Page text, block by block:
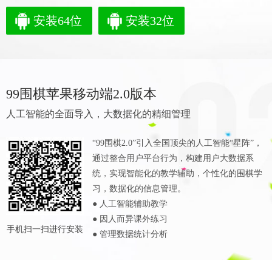
安装64位 安装32位
99围棋苹果移动端2.0版本
人工智能的全面导入，大数据化的精细管理
手机扫一扫进行安装
“99围棋2.0”引入全国顶尖的人工智能“星阵”，
通过整合用户平台行为，构建用户大数据系
统，实现智能化的教学辅助，个性化的围棋学
习，数据化的信息管理。
● 人工智能辅助教学
● 因人而异课外练习
● 管理数据统计分析